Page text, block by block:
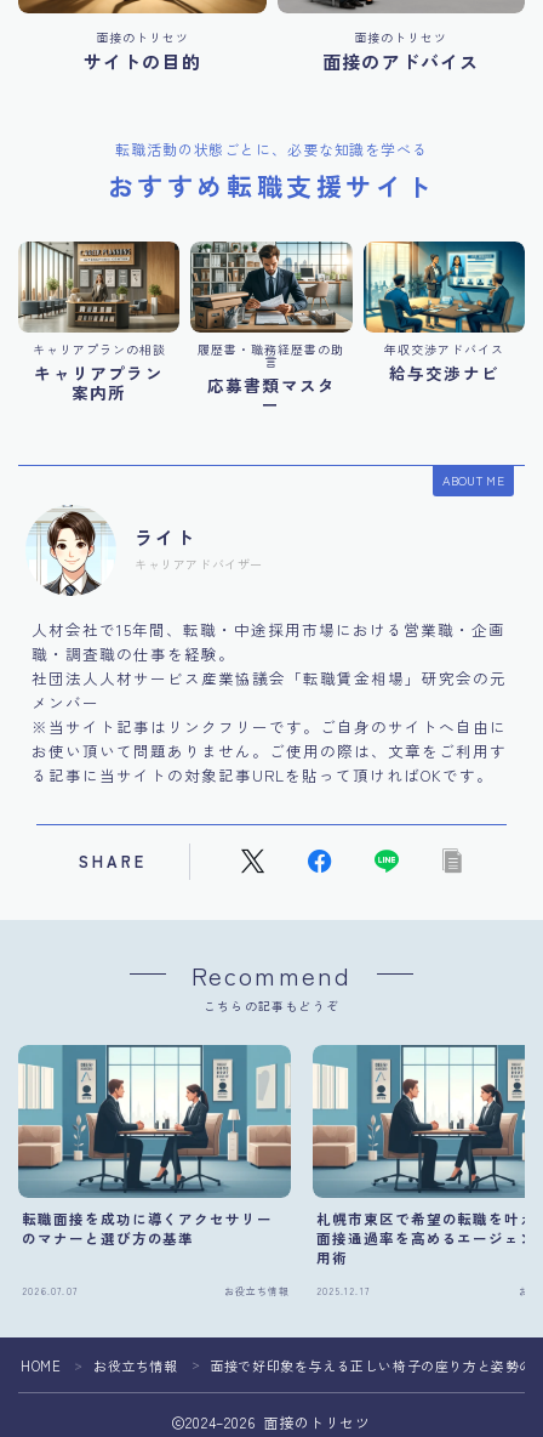
面接のトリセツ
サイトの目的
面接のトリセツ
面接のアドバイス
転職活動の状態ごとに、必要な知識を学べる
おすすめ転職支援サイト
キャリアプランの相談
キャリアプラン
案内所
履歴書・職務経歴書の助
言
応募書類マスタ
ー
年収交渉アドバイス
給与交渉ナビ
ABOUT ME
ライト
キャリアアドバイザー
人材会社で15年間、転職・中途採用市場における営業職・企画
職・調査職の仕事を経験。
社団法人人材サービス産業協議会「転職賃金相場」研究会の元
メンバー
※当サイト記事はリンクフリーです。ご自身のサイトへ自由に
お使い頂いて問題ありません。ご使用の際は、文章をご利用す
る記事に当サイトの対象記事URLを貼って頂ければOKです。
SHARE
Recommend
こちらの記事もどうぞ
転職面接を成功に導くアクセサリー
のマナーと選び方の基準
2026.07.07 お役立ち情報
札幌市東区で希望の転職を叶え
面接通過率を高めるエージェン
用術
2025.12.17 お
HOME ＞ お役立ち情報 ＞ 面接で好印象を与える正しい椅子の座り方と姿勢の
2024–2026 面接のトリセツ